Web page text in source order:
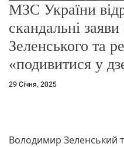
МЗС України
скандальні
Зеленського та
«подивитися у
29 Січня, 2025
Володимир Зеленський